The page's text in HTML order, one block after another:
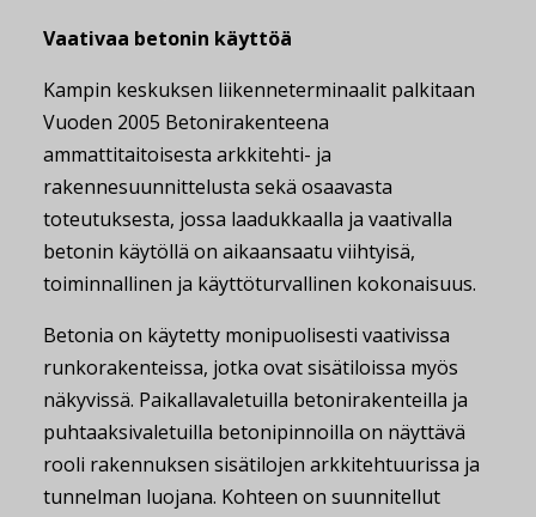
Vaativaa betonin käyttöä
Kampin keskuksen liikenneterminaalit palkitaan
Vuoden 2005 Betonirakenteena
ammattitaitoisesta arkkitehti- ja
rakennesuunnittelusta sekä osaavasta
toteutuksesta, jossa laadukkaalla ja vaativalla
betonin käytöllä on aikaansaatu viihtyisä,
toiminnallinen ja käyttöturvallinen kokonaisuus.
Betonia on käytetty monipuolisesti vaativissa
runkorakenteissa, jotka ovat sisätiloissa myös
näkyvissä. Paikallavaletuilla betonirakenteilla ja
puhtaaksivaletuilla betonipinnoilla on näyttävä
rooli rakennuksen sisätilojen arkkitehtuurissa ja
tunnelman luojana. Kohteen on suunnitellut